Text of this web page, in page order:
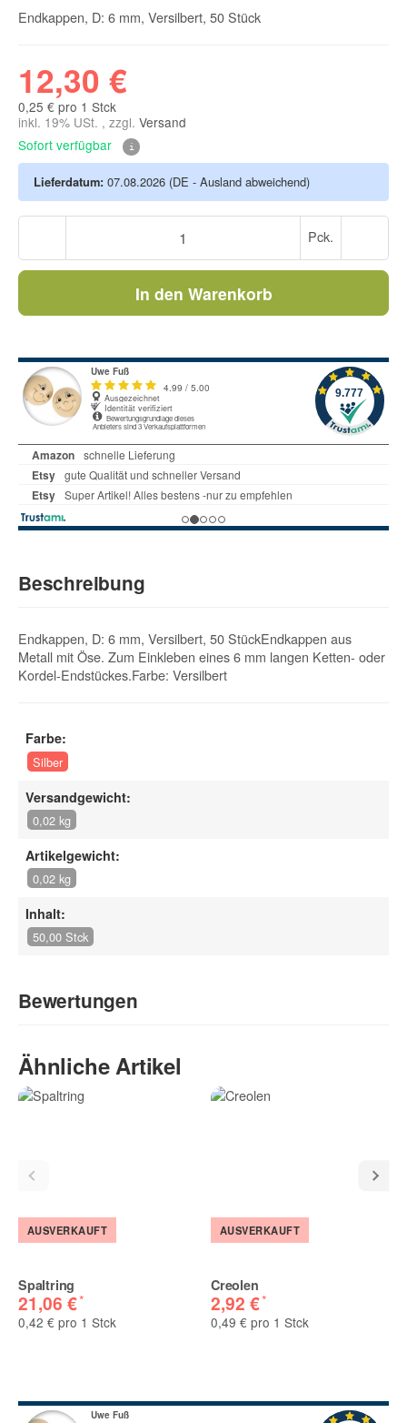
Endkappen, D: 6 mm, Versilbert, 50 Stück
12,30 €
0,25 € pro 1 Stck
inkl. 19% USt. , zzgl. Versand
Sofort verfügbar
Lieferdatum: 07.08.2026 (DE - Ausland abweichend)
Pck.
In den Warenkorb
Beschreibung
Endkappen, D: 6 mm, Versilbert, 50 StückEndkappen aus
Metall mit Öse. Zum Einkleben eines 6 mm langen Ketten- oder
Kordel-Endstückes.Farbe: Versilbert
Farbe:
Silber
Versandgewicht:
0,02 kg
Artikelgewicht:
0,02 kg
Inhalt:
50,00 Stck
Bewertungen
Sie Anderen bei der Kaufentscheidung:
Ähnliche Artikel
AUSVERKAUFT
Spaltring
21,06 €*
0,42 € pro 1 Stck
AUSVERKAUFT
Creolen
2,92 €*
0,49 € pro 1 Stck